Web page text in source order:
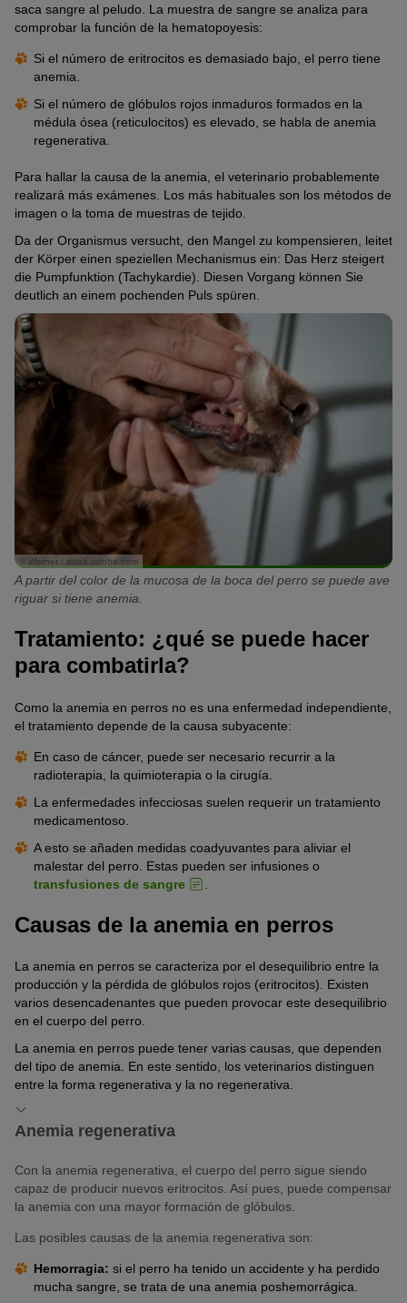
saca sangre al peludo. La muestra de sangre se analiza para
comprobar la función de la hematopoyesis:
Si el número de eritrocitos es demasiado bajo, el perro tiene
anemia.
Si el número de glóbulos rojos inmaduros formados en la
médula ósea (reticulocitos) es elevado, se habla de anemia
regenerativa.
Para hallar la causa de la anemia, el veterinario probablemente
realizará más exámenes. Los más habituales son los métodos de
imagen o la toma de muestras de tejido.
Da der Organismus versucht, den Mangel zu kompensieren, leitet
der Körper einen speziellen Mechanismus ein: Das Herz steigert
die Pumpfunktion (Tachykardie). Diesen Vorgang können Sie
deutlich an einem pochenden Puls spüren.
© Werner / stock.adobe.com
A partir del color de la mucosa de la boca del perro se puede ave
riguar si tiene anemia.
Tratamiento: ¿qué se puede hacer
para combatirla?
Como la anemia en perros no es una enfermedad independiente,
el tratamiento depende de la causa subyacente:
En caso de cáncer, puede ser necesario recurrir a la
radioterapia, la quimioterapia o la cirugía.
La enfermedades infecciosas suelen requerir un tratamiento
medicamentoso.
A esto se añaden medidas coadyuvantes para aliviar el
malestar del perro. Estas pueden ser infusiones o
transfusiones de sangre
Causas de la anemia en perros
La anemia en perros se caracteriza por el desequilibrio entre la
producción y la pérdida de glóbulos rojos (eritrocitos). Existen
varios desencadenantes que pueden provocar este desequilibrio
en el cuerpo del perro.
La anemia en perros puede tener varias causas, que dependen
del tipo de anemia. En este sentido, los veterinarios distinguen
entre la forma regenerativa y la no regenerativa.
Anemia regenerativa
Con la anemia regenerativa, el cuerpo del perro sigue siendo
capaz de producir nuevos eritrocitos. Así pues, puede compensar
la anemia con una mayor formación de glóbulos.
Las posibles causas de la anemia regenerativa son:
Hemorragia: si el perro ha tenido un accidente y ha perdido
mucha sangre, se trata de una anemia poshemorrágica.